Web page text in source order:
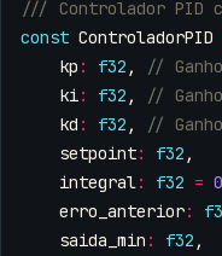
const ControladorPID
kp : f32 ,
ki: f32 ,
kd : f32 ,
setpoint: f32 ,
integral : f32 = 0
erro_anterior:
saida_min : f32 ,